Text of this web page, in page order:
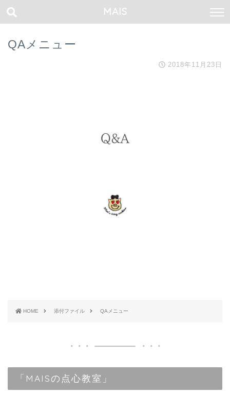
MAIS
QAメニュー
2018年11月23日
HOME 添付ファイル QAメニュー
「MAISの点心教室」